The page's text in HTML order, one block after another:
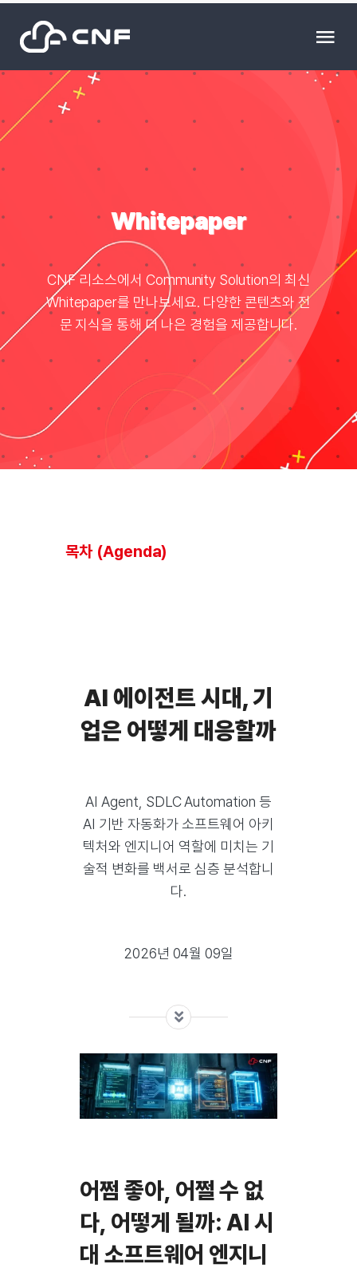
content
HOME
Resource
블로그
Taxonomies
Search
Whitepaper
CNF 리소스에서 Community Solution의 최신
Whitepaper를 만나보세요. 다양한 콘텐츠와 전
문 지식을 통해 더 나은 경험을 제공합니다.
목차 (Agenda)
AI 에이전트 시대, 기
업은 어떻게 대응할까
AI Agent, SDLC Automation 등
AI 기반 자동화가 소프트웨어 아키
텍처와 엔지니어 역할에 미치는 기
술적 변화를 백서로 심층 분석합니
다.
2026년 04월 09일
어쩜 좋아, 어쩔 수 없
다, 어떻게 될까: AI 시
대 소프트웨어 엔지니